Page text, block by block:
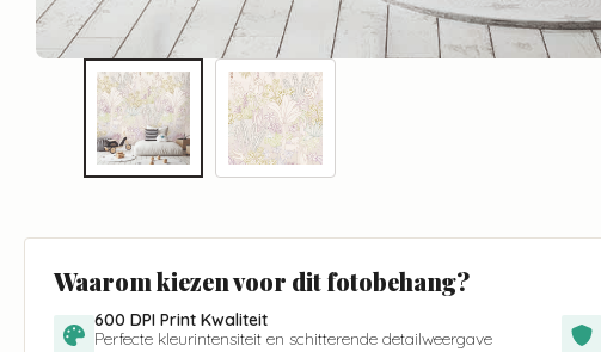
Waarom kiezen voor dit fotobehang?
600 DPI Print Kwaliteit
Perfecte kleurintensiteit en schitterende detailweergave